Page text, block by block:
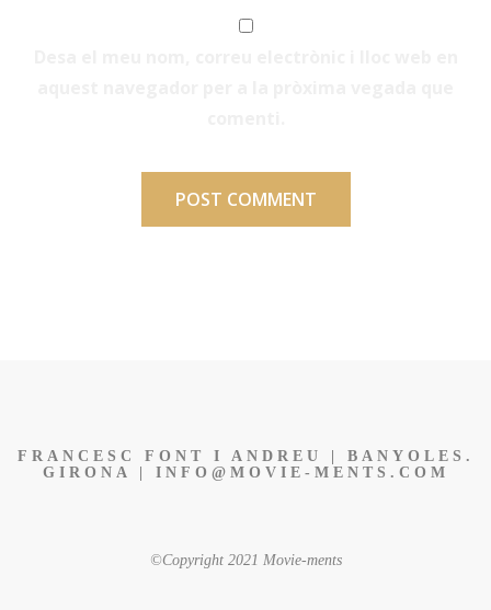
FRANCESC FONT I ANDREU | BANYOLES.
GIRONA | INFO@MOVIE-MENTS.COM
©Copyright 2021 Movie-ments